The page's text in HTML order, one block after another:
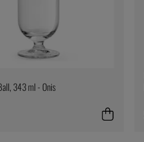
343 ml - Onis